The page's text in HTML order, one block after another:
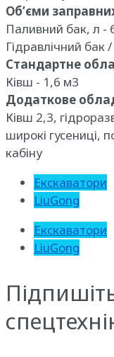
Об’єми
Паливний бак, л -
Гідравлічний
Стандартне
Ківш - 1,6 м3
Додаткове
Ківш 2,3,
широкі гусениці,
кабіну
Екскаватори
LiuGong
Екскаватори
LiuGong